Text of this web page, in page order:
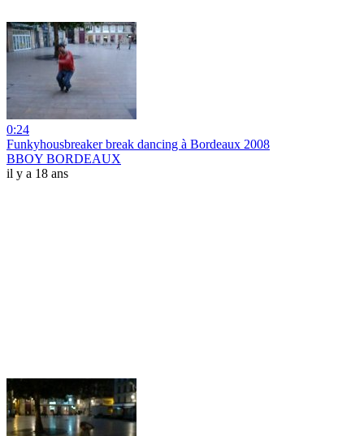
0:24
Funkyhousbreaker break dancing à Bordeaux 2008
BBOY BORDEAUX
il y a 18 ans